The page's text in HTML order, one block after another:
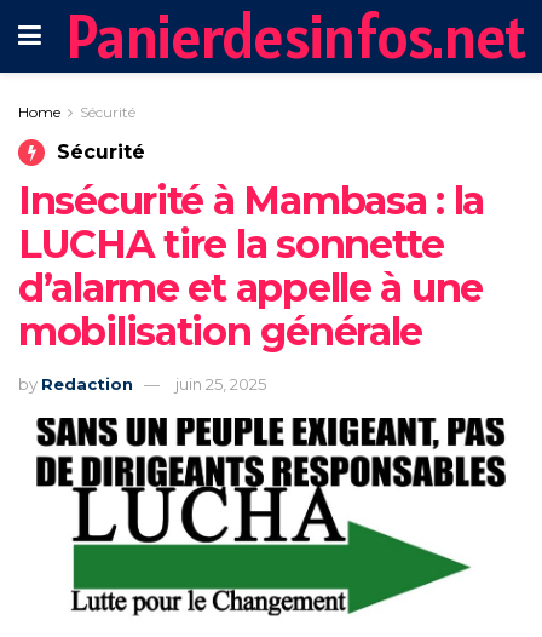
Panierdesinfos.net
Home Sécurité
Sécurité
Insécurité à Mambasa : la
LUCHA tire la sonnette
d’alarme et appelle à une
mobilisation générale
by Redaction juin 25, 2025